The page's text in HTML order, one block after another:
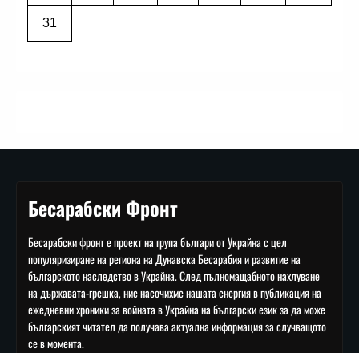
31
Бесарабски Фронт
Бесарабски фронт е проект на група българи от Украйна с цел
популяризиране на региона на Дунавска Бесарабия и развитие на
българското наследство в Украйна. След пълномащабното нахлуване
на държавата-грешка, ние насочихме нашата енергия в публикация на
ежедневни хроники за войната в Украйна на български език за да може
българският читател да получава актуална информация за случващото
се в момента.